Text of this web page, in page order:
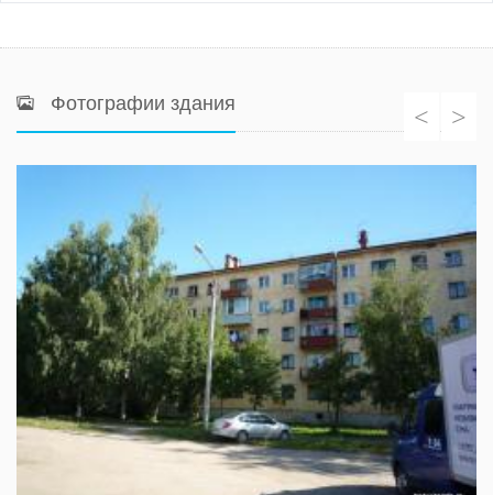
Фотографии здания < >